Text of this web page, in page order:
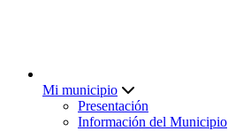
Mi municipio
Presentación
Información del Municipio